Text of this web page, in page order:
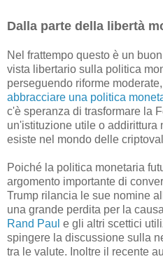
Dalla parte della libertà
Nel frattempo questo è un
vista libertario sulla politica
perseguendo riforme
abbracciare una politica
c'è speranza di trasformare la
un'istituzione utile o addirittura
esiste nel mondo delle
Poiché la politica monetaria
argomento importante di
Trump rilancia le sue nomine
una grande perdita per la
Rand Paul e gli altri scettici
spingere la discussione sulla
tra le valute. Inoltre il recente